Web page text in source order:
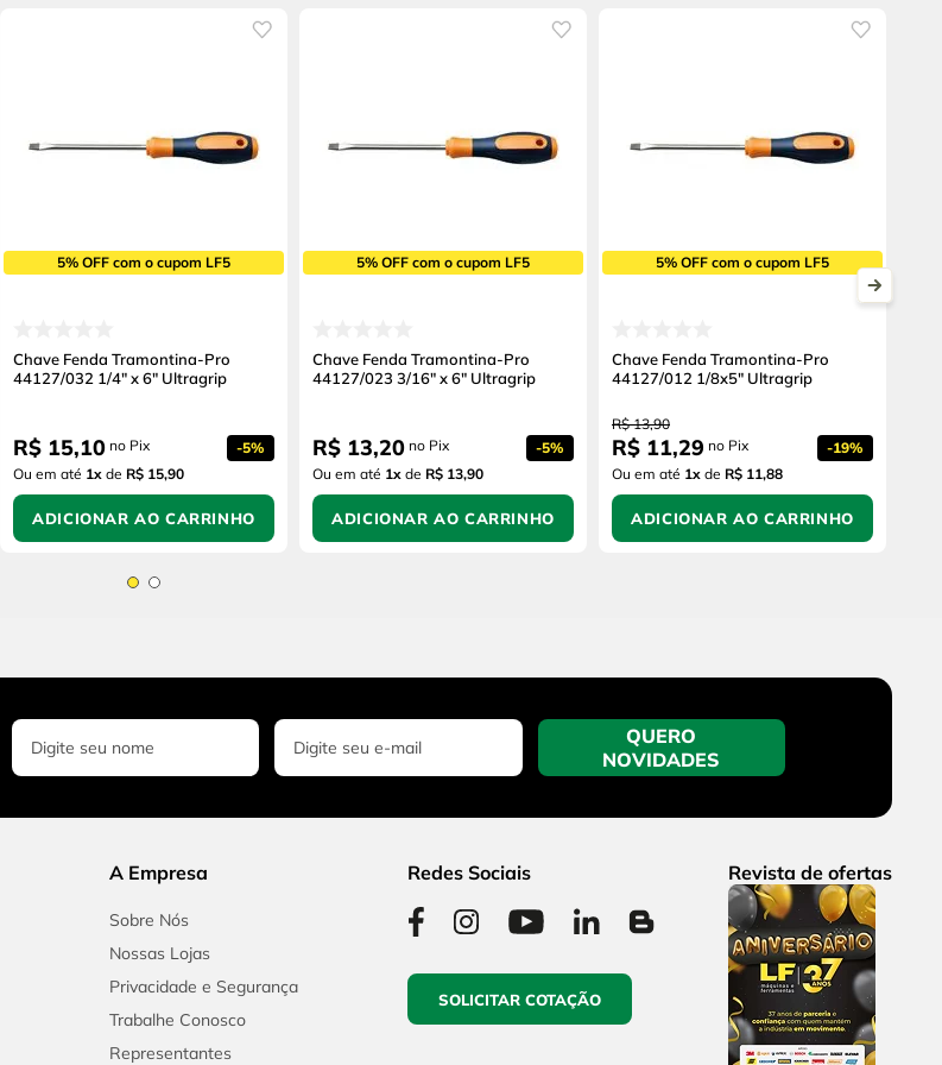
5% OFF com o cupom LF5
Chave Fenda Tramontina-Pro
44127/032 1/4" x 6" Ultragrip
R$ 15,10 no Pix -5%
Ou em até 1x de R$ 15,90
ADICIONAR AO CARRINHO
5% OFF com o cupom LF5
Chave Fenda Tramontina-Pro
44127/023 3/16" x 6" Ultragrip
R$ 13,20 no Pix -5%
Ou em até 1x de R$ 13,90
ADICIONAR AO CARRINHO
5% OFF com o cupom LF5
Chave Fenda Tramontina-Pro
44127/012 1/8x5" Ultragrip
R$ 13,90
R$ 11,29 no Pix -19%
Ou em até 1x de R$ 11,88
ADICIONAR AO CARRINHO
QUERO
NOVIDADES
A Empresa
Sobre Nós
Nossas Lojas
Privacidade e Segurança
Trabalhe Conosco
Representantes
Redes Sociais
SOLICITAR COTAÇÃO
Revista de ofertas